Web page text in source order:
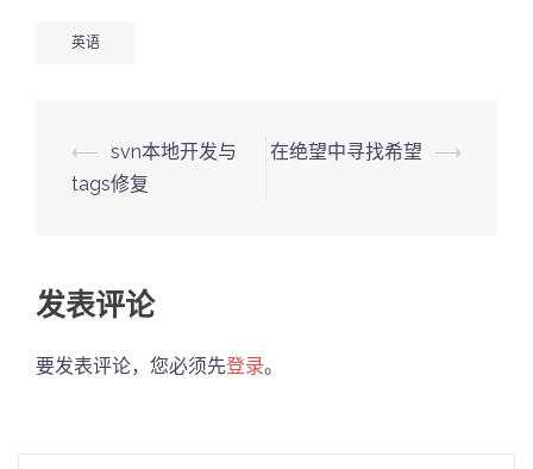
英语
Post
navigation
⟵ svn本地开发与
tags修复
在绝望中寻找希望 ⟶
发表评论
要发表评论，您必须先登录。